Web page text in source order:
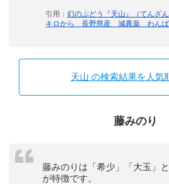
引用： 幻のぶどう『天山』（てん
キロから 長野県産 減農薬 わんぱ
天山 の検索結果を人気
藤みのり
藤みのりは「希少」「大玉」
が特徴です。